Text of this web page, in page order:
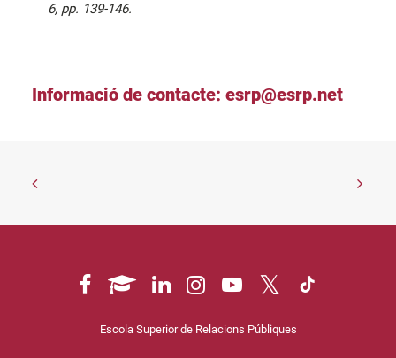
6, pp. 139-146.
Informació de contacte: esrp@esrp.net
Escola Superior de Relacions Públiques